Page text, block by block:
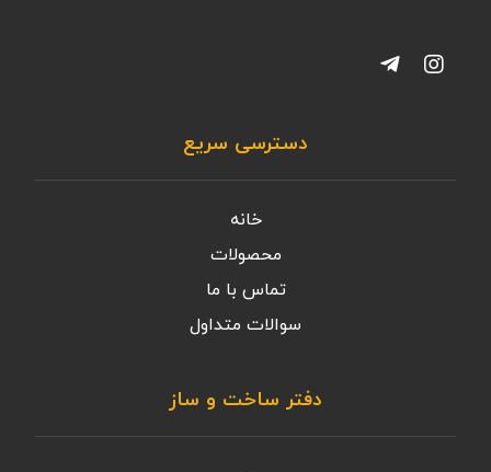
دسترسی سریع
خانه
محصولات
تماس با ما
سوالات متداول
دفتر ساخت و ساز